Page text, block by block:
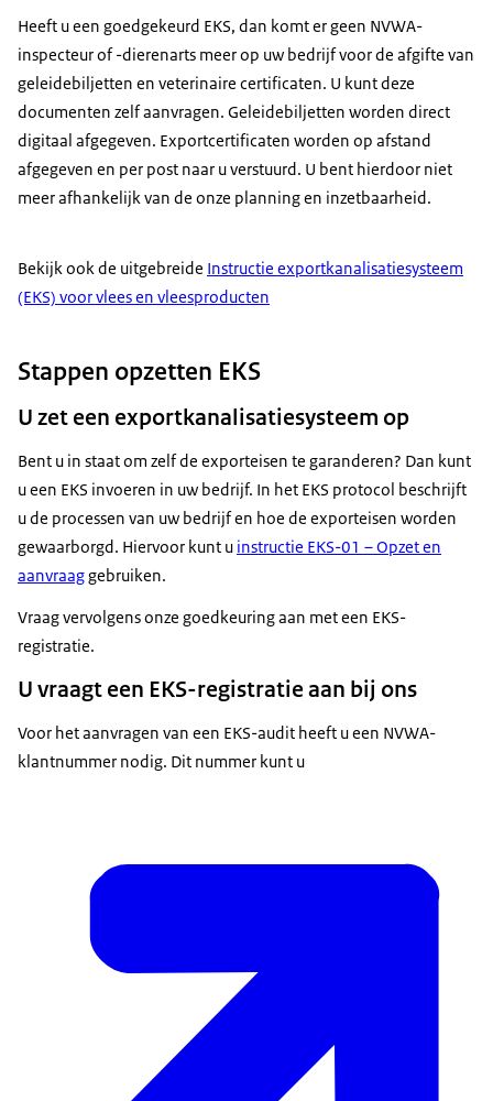
Heeft u een goedgekeurd EKS, dan komt er geen NVWA-
inspecteur of -dierenarts meer op uw bedrijf voor de afgifte van
geleidebiljetten en veterinaire certificaten. U kunt deze
documenten zelf aanvragen. Geleidebiljetten worden direct
digitaal afgegeven. Exportcertificaten worden op afstand
afgegeven en per post naar u verstuurd. U bent hierdoor niet
meer afhankelijk van de onze planning en inzetbaarheid.
Bekijk ook de uitgebreide Instructie exportkanalisatiesysteem
(EKS) voor vlees en vleesproducten
Stappen opzetten EKS
U zet een exportkanalisatiesysteem op
Bent u in staat om zelf de exporteisen te garanderen? Dan kunt
u een EKS invoeren in uw bedrijf. In het EKS protocol beschrijft
u de processen van uw bedrijf en hoe de exporteisen worden
gewaarborgd. Hiervoor kunt u instructie EKS-01 – Opzet en
aanvraaggebruiken.
Vraag vervolgens onze goedkeuring aan met een EKS-
registratie.
U vraagt een EKS-registratie aan bij ons
Voor het aanvragen van een EKS-audit heeft u een NVWA-
klantnummer nodig. Dit nummer kunt u